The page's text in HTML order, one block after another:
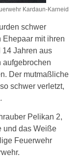
Kardaun-Karneid
schwer
Ehepaar mit ihren
14 Jahren aus
aufgebrochen
Der mutmaßliche
schwer verletzt,
Pelikan 2,
und das Weiße
Feuerwehr